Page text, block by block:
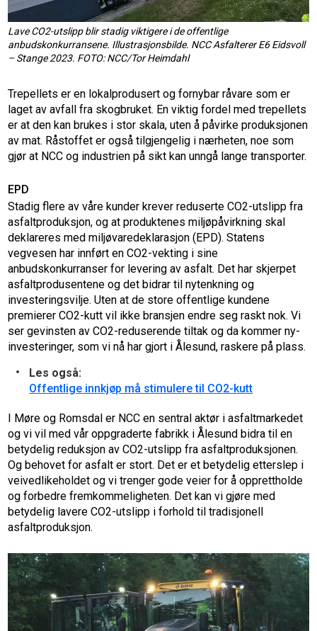
Lave CO2-utslipp blir stadig viktigere i de offentlige
anbudskonkurransene. Illustrasjonsbilde. NCC Asfalterer E6 Eidsvoll
– Stange 2023. FOTO: NCC/Tor Heimdahl
Trepellets er en lokalprodusert og fornybar råvare som er
laget av avfall fra skogbruket. En viktig fordel med trepellets
er at den kan brukes i stor skala, uten å påvirke produksjonen
av mat. Råstoffet er også tilgjengelig i nærheten, noe som
gjør at NCC og industrien på sikt kan unngå lange transporter.
EPD
Stadig flere av våre kunder krever reduserte CO2-utslipp fra
asfaltproduksjon, og at produktenes miljøpåvirkning skal
deklareres med miljøvaredeklarasjon (EPD). Statens
vegvesen har innført en CO2-vekting i sine
anbudskonkurranser for levering av asfalt. Det har skjerpet
asfaltprodusentene og det bidrar til nytenkning og
investeringsvilje. Uten at de store offentlige kundene
premierer CO2-kutt vil ikke bransjen endre seg raskt nok. Vi
ser gevinsten av CO2-reduserende tiltak og da kommer ny-
investeringer, som vi nå har gjort i Ålesund, raskere på plass.
Les også:
Offentlige innkjøp må stimulere til CO2-kutt
I Møre og Romsdal er NCC en sentral aktør i asfaltmarkedet
og vi vil med vår oppgraderte fabrikk i Ålesund bidra til en
betydelig reduksjon av CO2-utslipp fra asfaltproduksjonen.
Og behovet for asfalt er stort. Det er et betydelig etterslep i
veivedlikeholdet og vi trenger gode veier for å opprettholde
og forbedre fremkommeligheten. Det kan vi gjøre med
betydelig lavere CO2-utslipp i forhold til tradisjonell
asfaltproduksjon.